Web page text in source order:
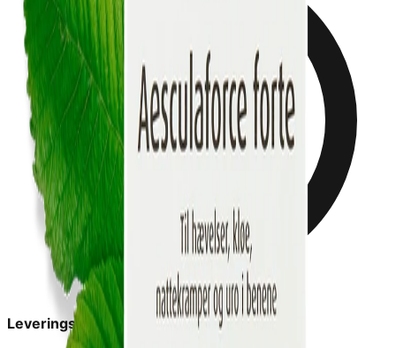
Leveringstid: 2-6 dage